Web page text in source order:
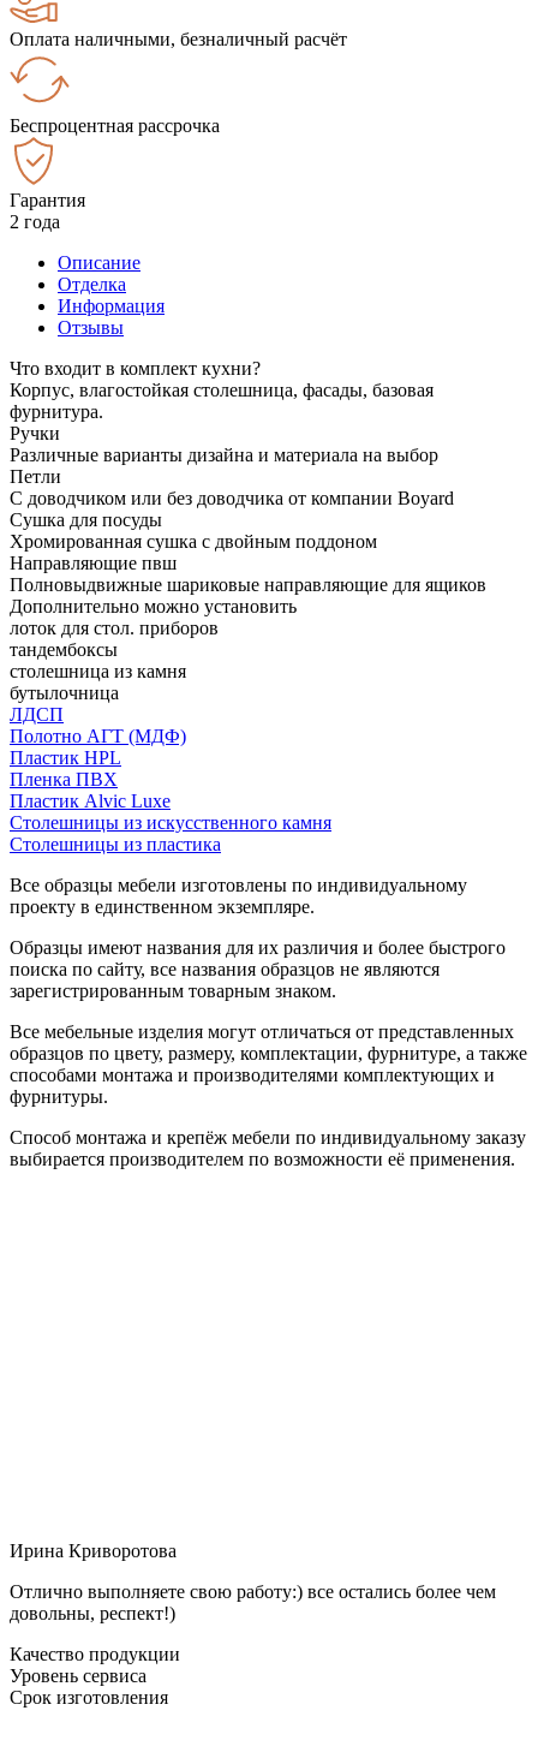
Оплата наличными, безналичный расчёт
Беспроцентная рассрочка
Гарантия
2 года
Описание
Отделка
Информация
Отзывы
Что входит в комплект кухни?
Корпус, влагостойкая столешница, фасады, базовая
фурнитура.
Ручки
Различные варианты дизайна и материала на выбор
Петли
С доводчиком или без доводчика от компании Boyard
Сушка для посуды
Хромированная сушка с двойным поддоном
Направляющие пвш
Полновыдвижные шариковые направляющие для ящиков
Дополнительно можно установить
лоток для стол. приборов
тандембоксы
столешница из камня
бутылочница
ЛДСП
Полотно АГТ (МДФ)
Пластик HPL
Пленка ПВХ
Пластик Alvic Luxe
Столешницы из искусственного камня
Столешницы из пластика
Все образцы мебели изготовлены по индивидуальному
проекту в единственном экземпляре.
Образцы имеют названия для их различия и более быстрого
поиска по сайту, все названия образцов не являются
зарегистрированным товарным знаком.
Все мебельные изделия могут отличаться от представленных
образцов по цвету, размеру, комплектации, фурнитуре, а также
способами монтажа и производителями комплектующих и
фурнитуры.
Способ монтажа и крепёж мебели по индивидуальному заказу
выбирается производителем по возможности её применения.
Ирина Криворотова
Отлично выполняете свою работу:) все остались более чем
довольны, респект!)
Качество продукции
Уровень сервиса
Срок изготовления